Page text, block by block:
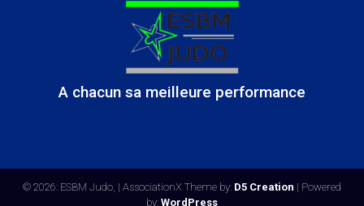
A chacun sa meilleure performance
© 2026: ESBM Judo, | AssociationX Theme by: D5 Creation | Powered
by: WordPress